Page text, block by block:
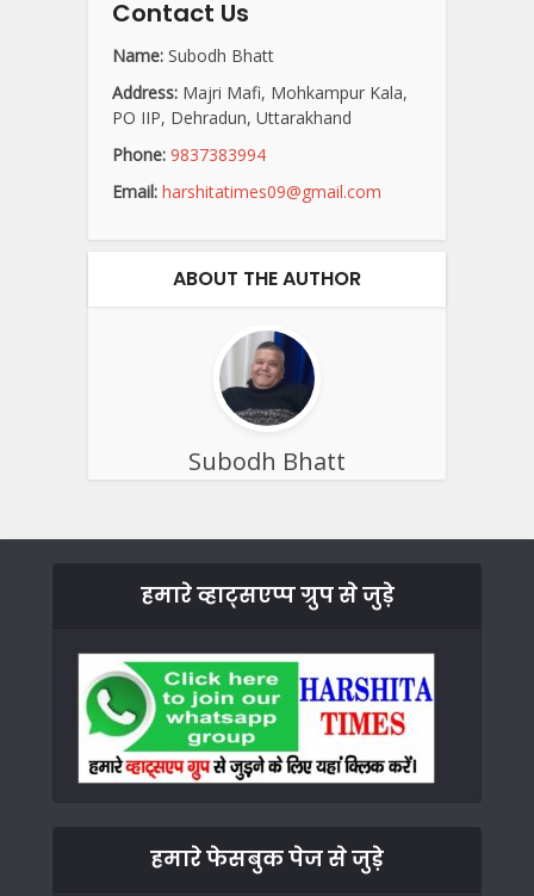
Contact Us
Name: Subodh Bhatt
Address: Majri Mafi, Mohkampur Kala,
PO IIP, Dehradun, Uttarakhand
Phone: 9837383994
Email: harshitatimes09@gmail.com
ABOUT THE AUTHOR
Subodh Bhatt
हमारे व्हाट्सएप्प ग्रुप से जुड़े
हमारे फेसबुक पेज से जुड़े